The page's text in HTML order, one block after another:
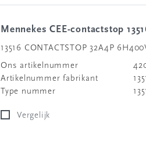
Mennekes CEE-contactstop
13516 CONTACTSTOP 32A4P
Ons artikelnummer
Artikelnummer fabrikant
Type nummer
Vergelijk